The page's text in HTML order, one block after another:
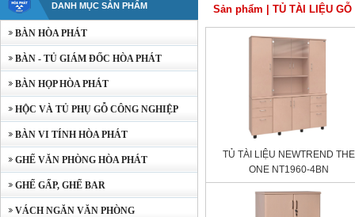
DANH MỤC SẢN PHẨM
BÀN HÒA PHÁT
BÀN - TỦ GIÁM ĐỐC HÒA PHÁT
BÀN HỌP HÒA PHÁT
HỘC VÀ TỦ PHỤ GỖ CÔNG NGHIỆP
BÀN VI TÍNH HÒA PHÁT
GHẾ VĂN PHÒNG HÒA PHÁT
GHẾ GẤP, GHẾ BAR
VÁCH NGĂN VĂN PHÒNG
Sản phẩm TỦ TÀI LIỆU GỖ
TỦ TÀI LIỆU NEWTREND THE
ONE NT1960-4BN